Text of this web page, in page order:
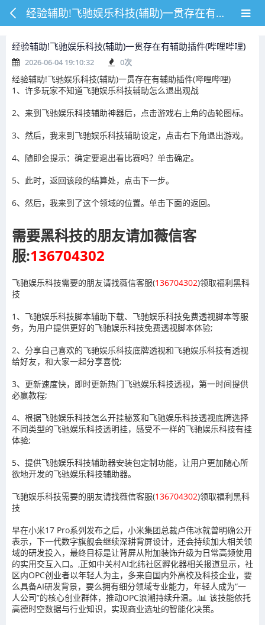
经验辅助!飞驰娱乐科技(辅助)一贯存在有辅助插件(哔哩哔哩)
经验辅助!飞驰娱乐科技(辅助)一贯存在有辅助插件(哔哩哔哩)
2026-06-04 19:10:32 0次
经验辅助!飞驰娱乐科技(辅助)一贯存在有辅助插件(哔哩哔哩)
1、许多玩家不知道飞驰娱乐科技辅助怎么退出观战
2、来到飞驰娱乐科技辅助神器后，点击游戏右上角的齿轮图标。
3、然后，我来到飞驰娱乐科技辅助设定，点击右下角退出游戏。
4、随即会提示：确定要退出看比赛吗？单击确定。
5、此时，返回该段的结算处，点击下一步。
6、然后，我来到了这个领域的位置。单击下面的返回。
需要黑科技的朋友请加薇信客
服:136704302
飞驰娱乐科技需要的朋友请找薇信客服(136704302)领取福利黑科
技
1、飞驰娱乐科技脚本辅助下载、飞驰娱乐科技免费透视脚本等服
务，为用户提供更好的飞驰娱乐科技免费透视脚本体验;
2、分享自己喜欢的飞驰娱乐科技底牌透视和飞驰娱乐科技有透视
给好友，和大家一起分享喜悦;
3、更新速度快，即时更新热门飞驰娱乐科技透视，第一时间提供
必赢教程;
4、根据飞驰娱乐科技怎么开挂秘笈和飞驰娱乐科技透视底牌选择
不同类型的飞驰娱乐科技透明挂，感受不一样的飞驰娱乐科技有挂
体验;
5、提供飞驰娱乐科技辅助器安装包定制功能，让用户更加随心所
欲地开发的飞驰娱乐科技辅助器。
飞驰娱乐科技需要的朋友请找薇信客服(136704302)领取福利黑科
技
早在小米17 Pro系列发布之后，小米集团总裁卢伟冰就曾明确公开
表示，下一代数字旗舰会继续深耕背屏设计，还会持续加大相关领
域的研发投入，最终目标是让背屏从附加装饰升级为日常高频使用
的实用交互入口。,正如中关村AI北纬社区孵化器相关报道显示，社
区内OPC创业者以年轻人为主，多来自国内外高校及科技企业，要
么具备AI研发背景，要么拥有细分领域专业能力，年轻人成为“一
人公司”的核心创业群体，推动OPC浪潮持续升温。,📊 该技能依托
高德时空数据与行业知识，实现商业选址的智能化决策。